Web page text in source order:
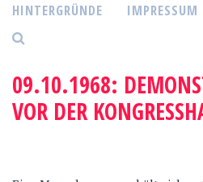
HINTERGRÜNDE
IMPRESSUM
09.10.1968:
VOR DER